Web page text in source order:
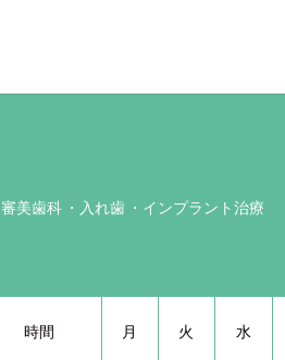
審美歯科 入れ歯 インプラント治療
時間 月 火 水